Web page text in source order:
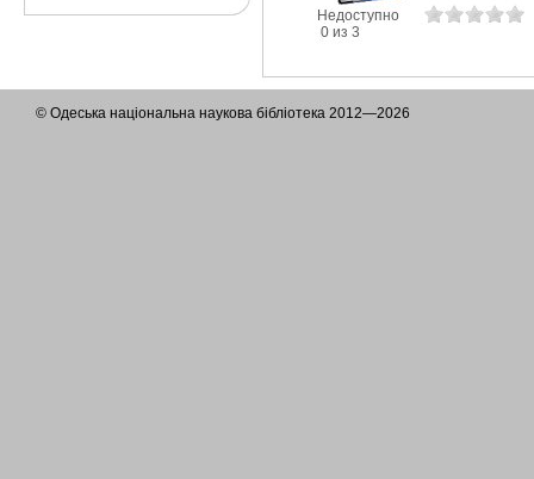
Недоступно
0 из 3
© Одеська національна наукова бібліотека 2012—2026